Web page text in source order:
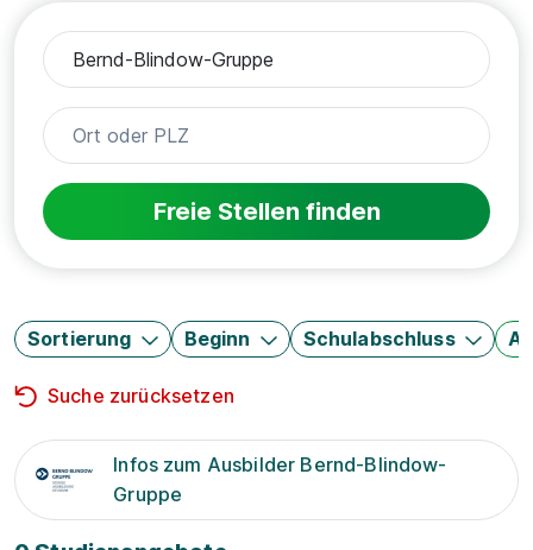
Freie Stellen finden
Sortierung Beginn Schulabschluss
Suche zurücksetzen
Infos zum Ausbilder Bernd-Blindow-
Gruppe